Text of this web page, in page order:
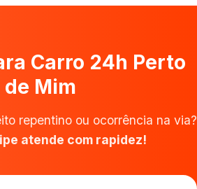
Carro 24h Perto
de Mim
repentino ou ocorrência na via?
atende com rapidez!